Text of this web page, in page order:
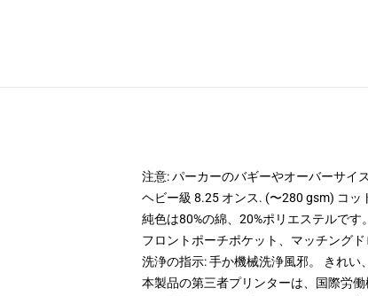
注意: パーカーのバギーやオーバーサイ
ヘビー級 8.25 オンス. (〜280 gsm) コッ
純色は80%の綿、20%ポリエステルで
フロントポーチポケット、マッチング
洗浄の指示: 手か機械洗浄風邪。 きれ
本製品の第三者プリンターは、国際労